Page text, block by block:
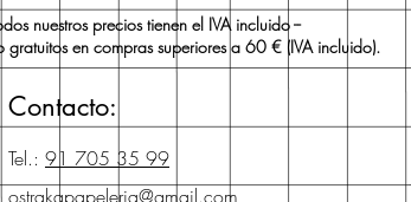
nuestros precios tienen el IVA incluido --
gratuitos en compras superiores a 60 € (IVA incluido).
Contacto:
Tel.: 91 705 35 99
ostrakapapeleria@gmail.com